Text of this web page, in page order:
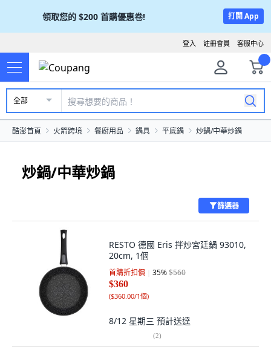
領取您的 $200 首購優惠卷! 打開 App
客服中心
註冊會員
登入
全部
酷澎首頁 火箭跨境 餐廚用品 鍋具 平底鍋 炒鍋/中華炒鍋
炒鍋/中華炒鍋
篩選器
RESTO 德國 Eris 拌炒宮廷鍋 93010,
20cm, 1個
首購折扣價 35%$560
$360
($360.00/1個)
8/12 星期三 預計送達
(2)